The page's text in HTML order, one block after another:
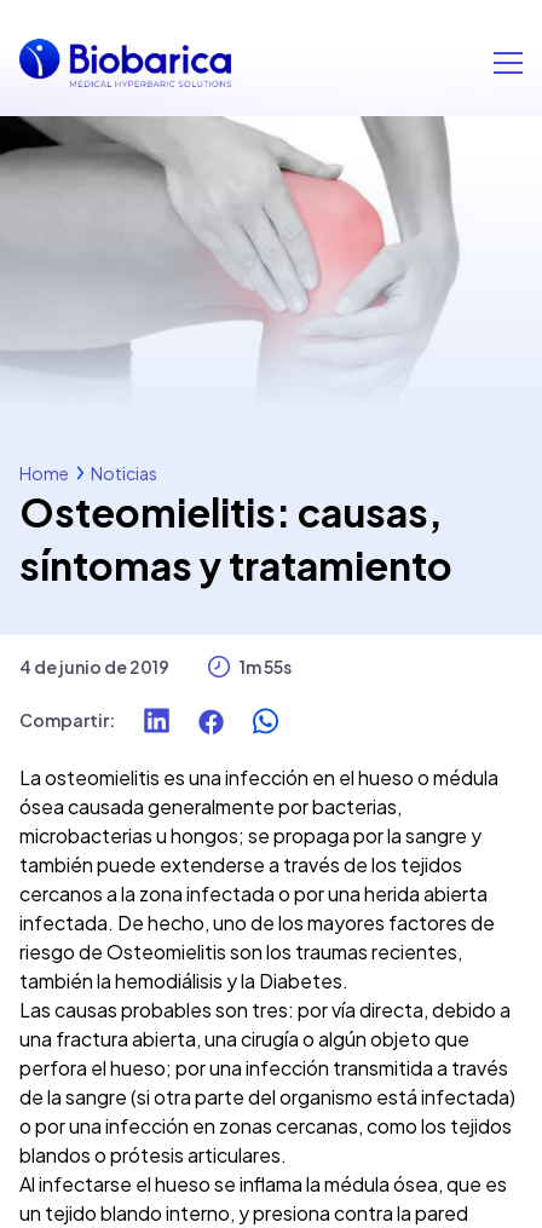
Home Noticias
Osteomielitis: causas,
síntomas y tratamiento
4 de junio de 2019 1m 55s
Compartir:
La osteomielitis es una infección en el hueso o médula
ósea causada generalmente por bacterias,
microbacterias u hongos; se propaga por la sangre y
también puede extenderse a través de los tejidos
cercanos a la zona infectada o por una herida abierta
infectada. De hecho, uno de los mayores factores de
riesgo de Osteomielitis son los traumas recientes,
también la hemodiálisis y la Diabetes.
Las causas probables son tres: por vía directa, debido a
una fractura abierta, una cirugía o algún objeto que
perfora el hueso; por una infección transmitida a través
de la sangre (si otra parte del organismo está infectada)
o por una infección en zonas cercanas, como los tejidos
blandos o prótesis articulares.
Al infectarse el hueso se inflama la médula ósea, que es
un tejido blando interno, y presiona contra la pared